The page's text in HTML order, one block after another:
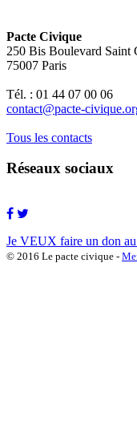
Pacte Civique
250 Bis Boulevard Saint
75007 Paris
Tél. : 01 44 07 00 06
contact@pacte-
Tous les contacts
Réseaux sociaux
Je VEUX faire un don
© 2016 Le pacte civique -